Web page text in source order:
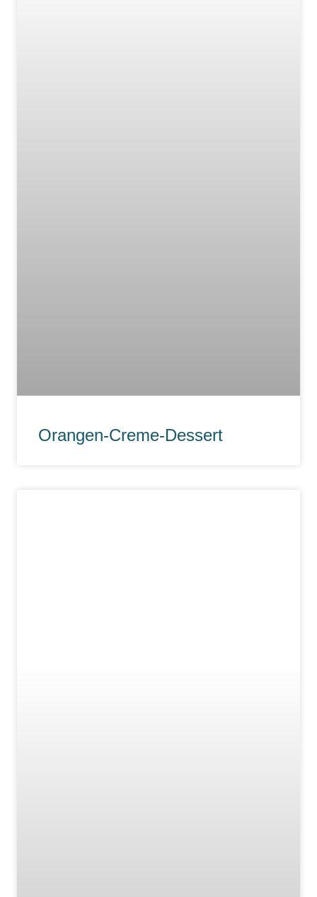
Orangen-Creme-Dessert